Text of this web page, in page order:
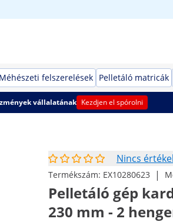
Méhészeti felszerelések Pelletáló matricák
vállalatának Kezdjen el spórolni
Nincs
Termékszám: EX10280623 |
Pelletáló gép
230 mm - 2